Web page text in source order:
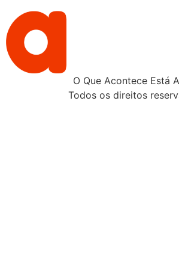
O Que Acontece Está
Todos os direitos